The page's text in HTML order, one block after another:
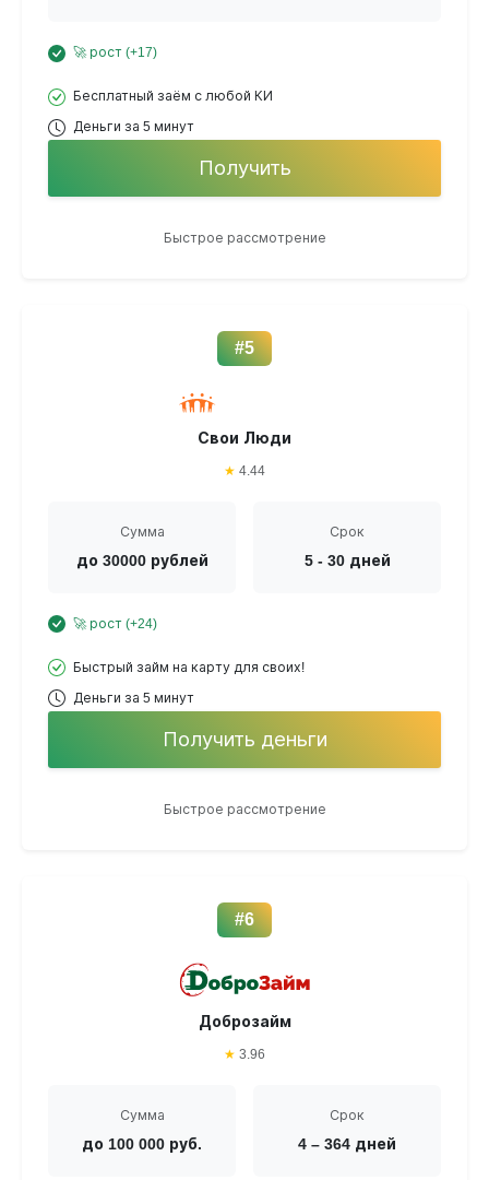
🚀 рост (+17)
Бесплатный заём с любой КИ
Деньги за 5 минут
Получить
Быстрое рассмотрение
#5
Свои Люди
★ 4.44
Сумма
до 30000 рублей
Срок
5 - 30 дней
🚀 рост (+24)
Быстрый займ на карту для своих!
Деньги за 5 минут
Получить деньги
Быстрое рассмотрение
#6
Доброзайм
★ 3.96
Сумма
до 100 000 руб.
Срок
4 – 364 дней